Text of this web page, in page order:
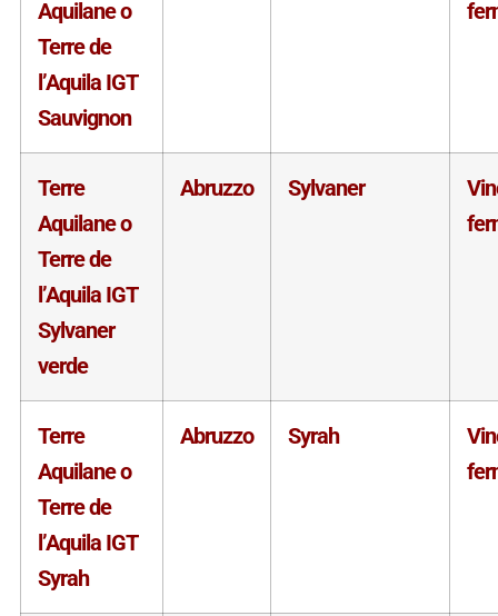
Aquilane o
Terre de
l’Aquila IGT
Sauvignon
Terre
Aquilane o
Terre de
l’Aquila IGT
Sylvaner
verde
Abruzzo Sylvaner
Terre
Aquilane o
Terre de
l’Aquila IGT
Syrah
Abruzzo Syrah